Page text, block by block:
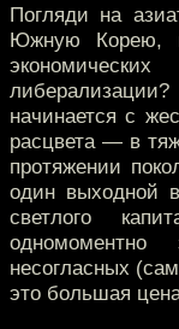
Погляди на
Южную Корею,
начинается с
расцвета — в
протяжении
один выходной
светлого
несогласных
это большая